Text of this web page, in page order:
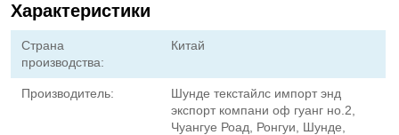
Характеристики
Страна
производства:
Китай
Производитель:
Шунде текстайлс импорт энд
экспорт компани оф гуанг но.2,
Чуангуе Роад, Ронгуи, Шунде,